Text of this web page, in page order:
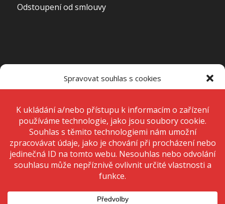
Spravovat souhlas s cookies
technologie, jako jsou soubory cookie. Děláme to, abychom zlepšili
zážitek z prohlížení a zobrazovali personalizované reklamy. Souhlas s
těmito technologiemi nám umožní zpracovávat údaje, jako je chování
při procházení nebo jedinečná ID na tomto webu. Nesouhlas nebo
odvolání souhlasu může nepříznivě ovlivnit určité vlastnosti a funkce.
Přijmout
Odmítnout
Odstoupení od smlouvy
Pondělí – Pátek7:00 – 15:00
SobotaZavřeno
Neděle Zavřeno